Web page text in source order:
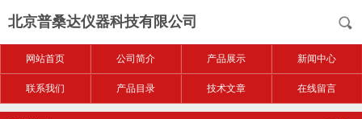
北京普桑达仪器科技有限公司
网站首页 公司简介 产品展示 新闻中心
联系我们 产品目录 技术文章 在线留言